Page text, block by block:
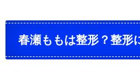
春瀬ももは整形？整形